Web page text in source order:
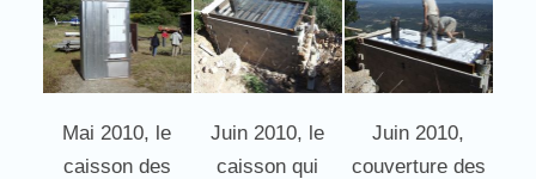
Mai 2010, le
caisson des
Juin 2010, le
caisson qui
Juin 2010,
couverture des